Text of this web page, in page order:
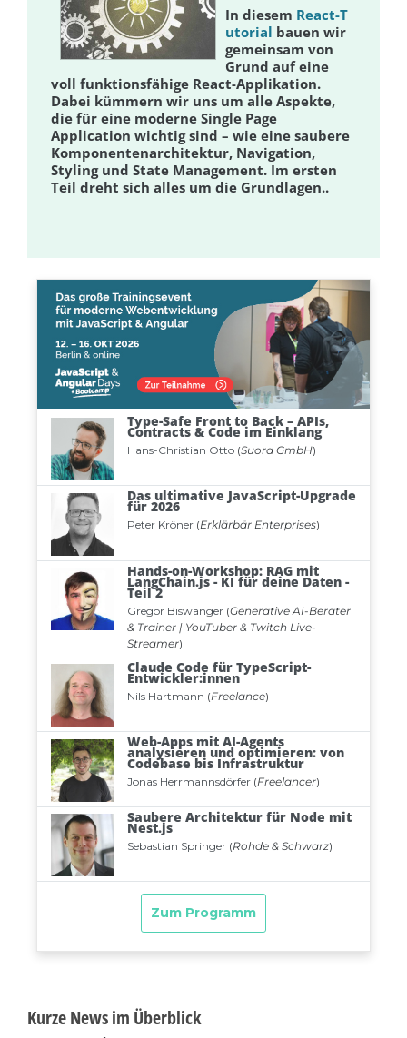
In diesem React-T
utorial bauen wir
gemeinsam von
Grund auf eine
voll funktionsfähige React-Applikation.
Dabei kümmern wir uns um alle Aspekte,
die für eine moderne Single Page
Application wichtig sind – wie eine saubere
Komponentenarchitektur, Navigation,
Styling und State Management. Im ersten
Teil dreht sich alles um die Grundlagen..
Kurze News im Überblick